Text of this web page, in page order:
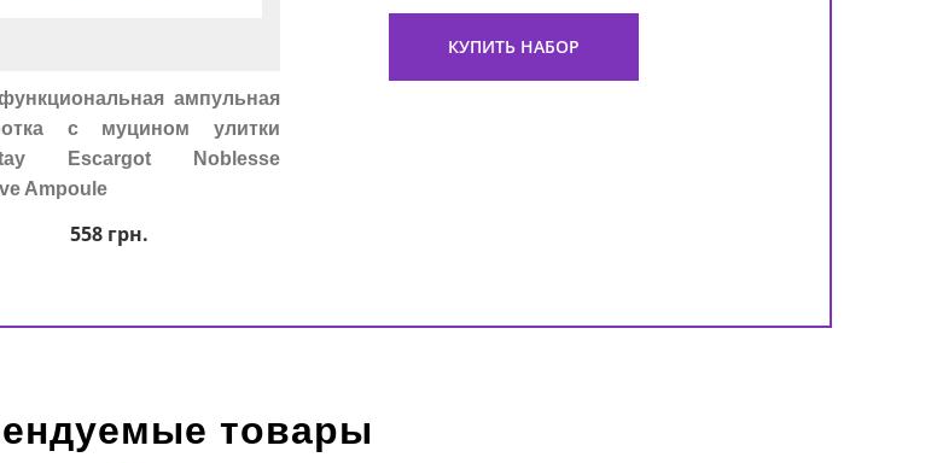
ампульная
с муцином улитки
Escargot Noblesse
Ampoule
558грн.
КУПИТЬ НАБОР
товары